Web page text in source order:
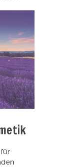
für